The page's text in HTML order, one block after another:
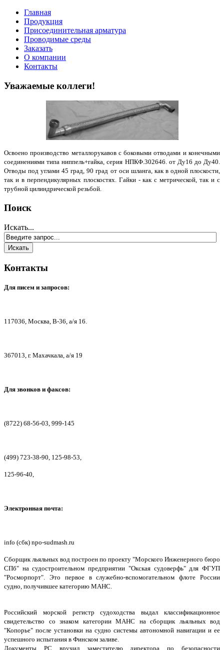
Главная
Продукция
Присоединительная арматура
Проводимые среды
Заказать
О компании
Контакты
Уважаемые коллеги!
Освоено производство металлорукавов с боковыми отводами и конечными
соединениями типа ниппель+гайка, серия НПКФ.302646. от Ду16 до Ду40.
Отводы под углами 45 град, 90 град от оси шланга, как в одной плоскости,
так и в перпендикулярных плоскостях. Гайки - как с метрической, так и с
трубной цилиндрической резьбой.
Поиск
Искать...
Контакты
Для писем и запросов:
117036, Москва, В-36, а/я 16.
367013, г. Махачкала, а/я 19
Для звонков и факсов:
(8722) 68-56-03, 999-145
(499) 723-38-90, 125-98-53,
125-96-40,
Электронная почта:
info (сбк) npo-sudmash.ru
Сборщик льяльных вод построен по проекту "Морского Инженерного бюро
СПб" на судостроительном предприятии "Окская судоверфь" для ФГУП
"Росморпорт". Это первое в служебно-вспомогательном флоте России
судно, получившее категорию МАНС.
Российский морской регистр судоходства выдал классификационное
свидетельство со знаком категории МАНС на сборщик льяльных вод
"Копорье" после установки на судно системы автономной навигации и ее
успешного испытания в Финском заливе.
Документы РС вручил заместителю директора по безопасности